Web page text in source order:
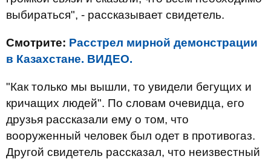
выбираться", - рассказывает свидетель.
Смотрите: Расстрел мирной демонстрации
в Казахстане. ВИДЕО.
"Как только мы вышли, то увидели бегущих и
кричащих людей". По словам очевидца, его
друзья рассказали ему о том, что
вооруженный человек был одет в противогаз.
Другой свидетель рассказал, что неизвестный